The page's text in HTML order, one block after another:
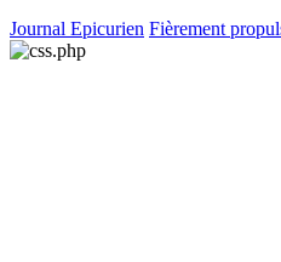
Journal Epicurien Fièrement